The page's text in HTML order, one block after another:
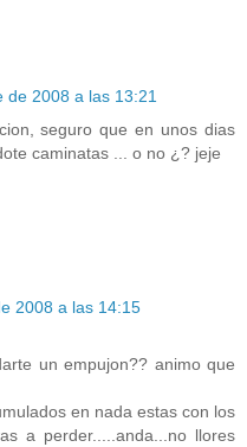
de 2008 a las 13:21
seguro que en unos dias
caminatas ... o no ¿? jeje
2008 a las 14:15
un empujon?? animo que
en nada estas con los
a perder.....anda...no llores